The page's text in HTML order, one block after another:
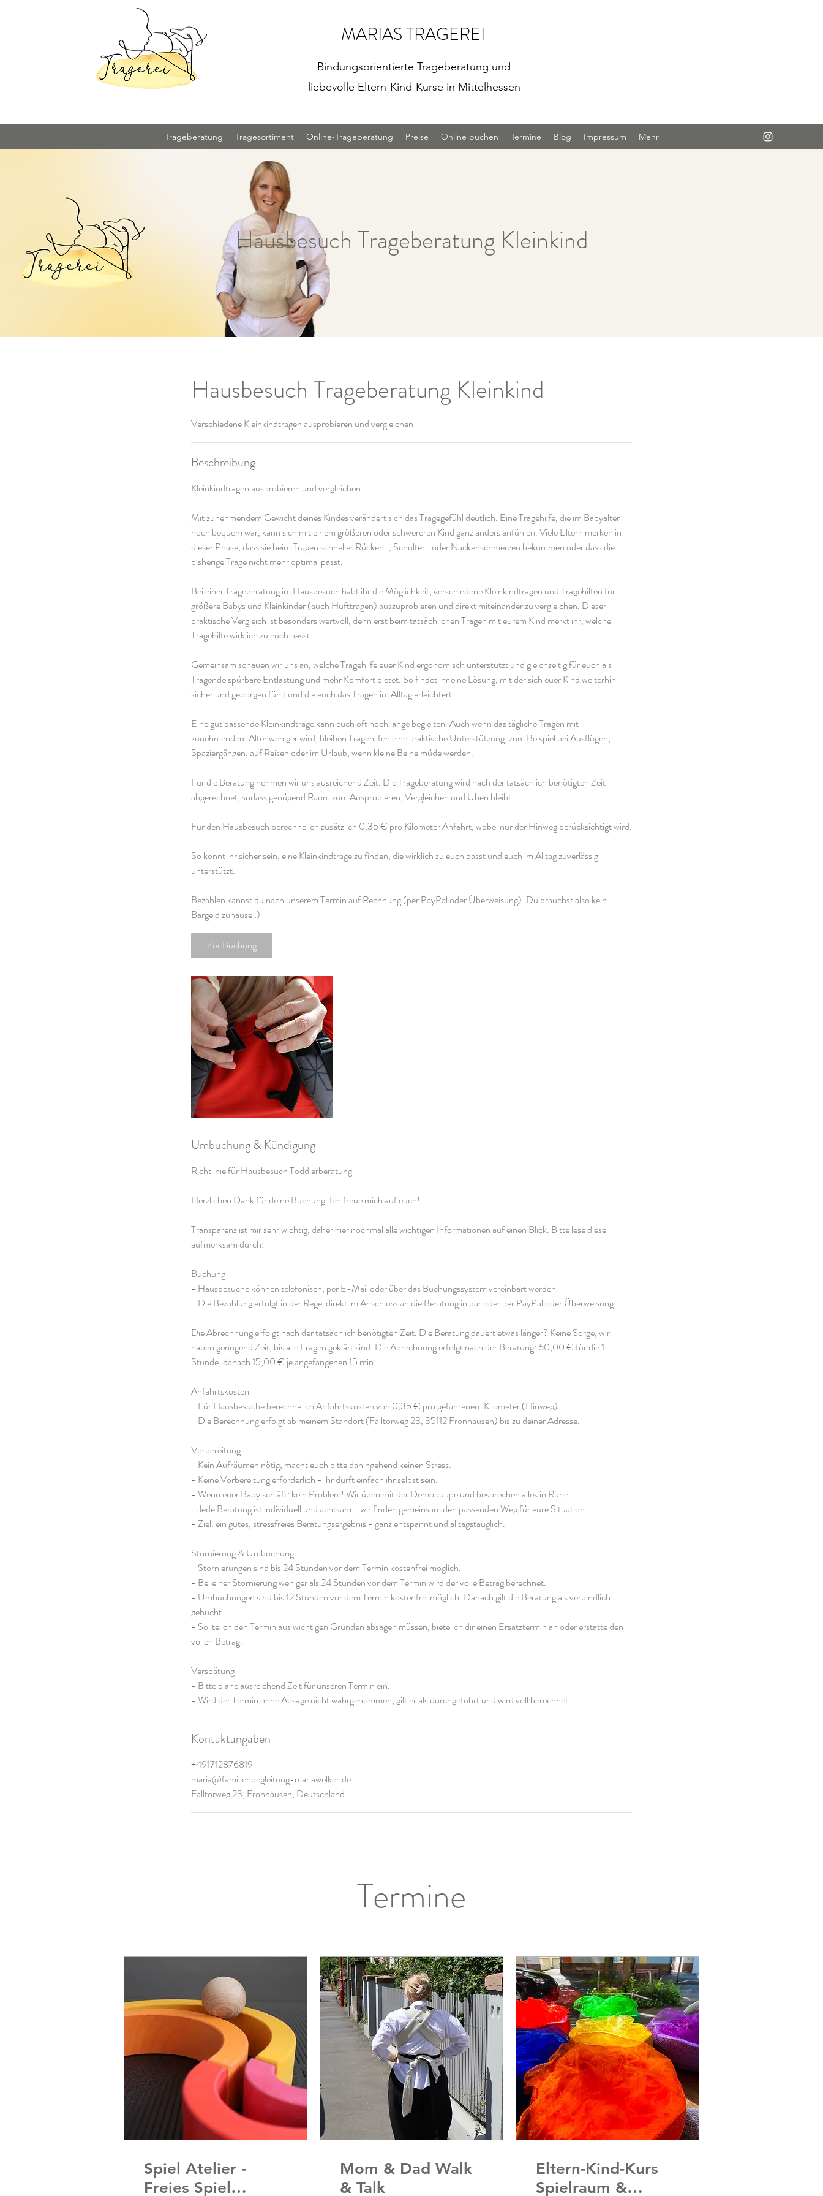
MARIAS TRAGEREI
Bindungsorientierte Trageberatung und
liebevolle Eltern-Kind-Kurse in Mittelhessen
Trageberatung Tragesortiment Online-Trageberatung Preise Online buchen Termine Blog Impressum Mehr
Hausbesuch Trageberatung Kleinkind
Hausbesuch Trageberatung Kleinkind
Verschiedene Kleinkindtragen ausprobieren und vergleichen
Beschreibung
Kleinkindtragen ausprobieren und vergleichen
Mit zunehmendem Gewicht deines Kindes verändert sich das Tragegefühl deutlich. Eine Tragehilfe, die im Babyalter
noch bequem war, kann sich mit einem größeren oder schwereren Kind ganz anders anfühlen. Viele Eltern merken in
dieser Phase, dass sie beim Tragen schneller Rücken-, Schulter- oder Nackenschmerzen bekommen oder dass die
bisherige Trage nicht mehr optimal passt.
Bei einer Trageberatung im Hausbesuch habt ihr die Möglichkeit, verschiedene Kleinkindtragen und Tragehilfen für
größere Babys und Kleinkinder (auch Hüfttragen) auszuprobieren und direkt miteinander zu vergleichen. Dieser
praktische Vergleich ist besonders wertvoll, denn erst beim tatsächlichen Tragen mit eurem Kind merkt ihr, welche
Tragehilfe wirklich zu euch passt.
Gemeinsam schauen wir uns an, welche Tragehilfe euer Kind ergonomisch unterstützt und gleichzeitig für euch als
Tragende spürbare Entlastung und mehr Komfort bietet. So findet ihr eine Lösung, mit der sich euer Kind weiterhin
sicher und geborgen fühlt und die euch das Tragen im Alltag erleichtert.
Eine gut passende Kleinkindtrage kann euch oft noch lange begleiten. Auch wenn das tägliche Tragen mit
zunehmendem Alter weniger wird, bleiben Tragehilfen eine praktische Unterstützung, zum Beispiel bei Ausflügen,
Spaziergängen, auf Reisen oder im Urlaub, wenn kleine Beine müde werden.
Für die Beratung nehmen wir uns ausreichend Zeit. Die Trageberatung wird nach der tatsächlich benötigten Zeit
abgerechnet, sodass genügend Raum zum Ausprobieren, Vergleichen und Üben bleibt.
Für den Hausbesuch berechne ich zusätzlich 0,35 € pro Kilometer Anfahrt, wobei nur der Hinweg berücksichtigt wird.
So könnt ihr sicher sein, eine Kleinkindtrage zu finden, die wirklich zu euch passt und euch im Alltag zuverlässig
unterstützt.
Bezahlen kannst du nach unserem Termin auf Rechnung (per PayPal oder Überweisung). Du brauchst also kein
Bargeld zuhause :)
Zur Buchung
Umbuchung & Kündigung
Richtlinie für Hausbesuch Toddlerberatung
Herzlichen Dank für deine Buchung. Ich freue mich auf euch!
Transparenz ist mir sehr wichtig, daher hier nochmal alle wichtigen Informationen auf einen Blick. Bitte lese diese
aufmerksam durch:
Buchung
- Hausbesuche können telefonisch, per E-Mail oder über das Buchungssystem vereinbart werden.
- Die Bezahlung erfolgt in der Regel direkt im Anschluss an die Beratung in bar oder per PayPal oder Überweisung.
Die Abrechnung erfolgt nach der tatsächlich benötigten Zeit. Die Beratung dauert etwas länger? Keine Sorge, wir
haben genügend Zeit, bis alle Fragen geklärt sind. Die Abrechnung erfolgt nach der Beratung: 60,00 € für die 1.
Stunde, danach 15,00 € je angefangenen 15 min.
Anfahrtskosten
- Für Hausbesuche berechne ich Anfahrtskosten von 0,35 € pro gefahrenem Kilometer (Hinweg).
- Die Berechnung erfolgt ab meinem Standort (Falltorweg 23, 35112 Fronhausen) bis zu deiner Adresse.
Vorbereitung
- Kein Aufräumen nötig, macht euch bitte dahingehend keinen Stress.
- Keine Vorbereitung erforderlich - ihr dürft einfach ihr selbst sein.
- Wenn euer Baby schläft: kein Problem! Wir üben mit der Demopuppe und besprechen alles in Ruhe.
- Jede Beratung ist individuell und achtsam - wir finden gemeinsam den passenden Weg für eure Situation.
- Ziel: ein gutes, stressfreies Beratungsergebnis - ganz entspannt und alltagstauglich.
Stornierung & Umbuchung
- Stornierungen sind bis 24 Stunden vor dem Termin kostenfrei möglich.
- Bei einer Stornierung weniger als 24 Stunden vor dem Termin wird der volle Betrag berechnet.
- Umbuchungen sind bis 12 Stunden vor dem Termin kostenfrei möglich. Danach gilt die Beratung als verbindlich
gebucht.
- Sollte ich den Termin aus wichtigen Gründen absagen müssen, biete ich dir einen Ersatztermin an oder erstatte den
vollen Betrag.
Verspätung
- Bitte plane ausreichend Zeit für unseren Termin ein.
Kontaktangaben
+491712876819
maria@familienbegleitung-mariawelker.de
Falltorweg 23, Fronhausen, Deutschland
Termine
Spiel Atelier -
Freies Spiel
Mom & Dad Walk
& Talk
Eltern-Kind-Kurs
Spielraum &